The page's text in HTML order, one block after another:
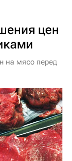
цен
на мясо перед